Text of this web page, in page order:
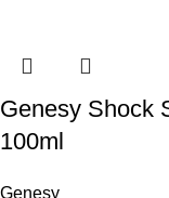
Genesy Shock
100ml
Genesy